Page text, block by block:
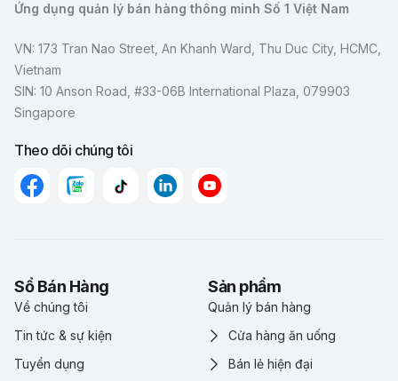
Ứng dụng quản lý bán hàng thông minh Số 1 Việt Nam
VN: 173 Tran Nao Street, An Khanh Ward, Thu Duc City, HCMC,
Vietnam
SIN: 10 Anson Road, #33-06B International Plaza, 079903
Singapore
Theo dõi chúng tôi
Sổ Bán Hàng
Về chúng tôi
Tin tức & sự kiện
Tuyển dụng
Sản phẩm
Quản lý bán hàng
Cửa hàng ăn uống
Bán lẻ hiện đại